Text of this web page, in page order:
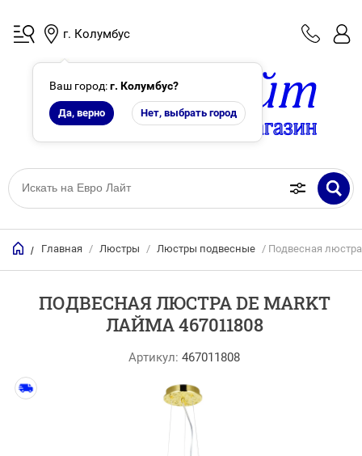
г. Колумбус
Ваш город:г. Колумбус?
Да, верно Нет, выбрать город
/ Главная / Люстры / Люстры подвесные / Подвесная
ПОДВЕСНАЯ ЛЮСТРА DE MARKT
ЛАЙМА 467011808
Артикул: 467011808